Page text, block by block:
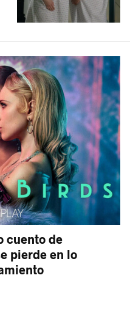
cuento de
pierde en lo